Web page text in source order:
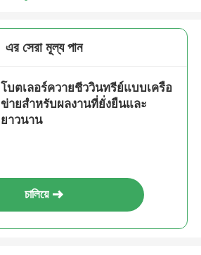
এর সেরা মূল্য পান
โบตเลอร์ควายชีววินทรีย์แบบเครือ
ข่ายสําหรับผลงานที่ยั่งยืนและ
ยาวนาน
চালিয়ে